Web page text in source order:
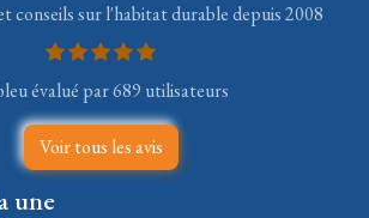
conseils sur l'habitat durable depuis 2008
évalué par 689 utilisateurs
Voir tous les avis
une